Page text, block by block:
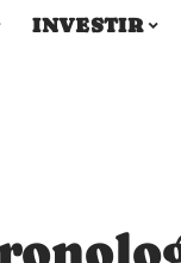
INVESTIR